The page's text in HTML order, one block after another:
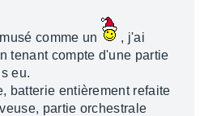
comme un
, j'ai
tenant compte d'une partie
eu.
batterie entièrement refaite
partie orchestrale